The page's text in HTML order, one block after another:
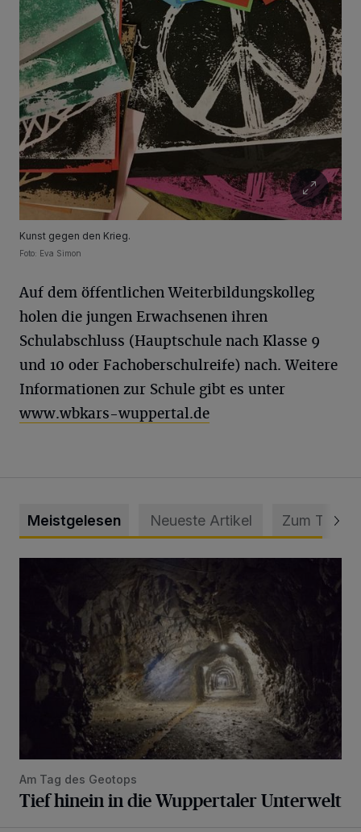
Kunst gegen den Krieg.
Foto: Eva Simon
Auf dem öffentlichen Weiterbildungskolleg
holen die jungen Erwachsenen ihren
Schulabschluss (Hauptschule nach Klasse 9
und 10 oder Fachoberschulreife) nach. Weitere
Informationen zur Schule gibt es unter
www.wbkars-wuppertal.de
Meistgelesen Neueste Artikel Zum Thema
Am Tag des Geotops
Tief hinein in die Wuppertaler Unterwelt